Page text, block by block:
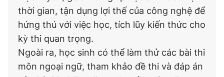
thời gian, tận dụng lợi thế của công nghệ để
hứng thú với việc học, tích lũy kiến thức cho
kỳ thi quan trọng.
Ngoài ra, học sinh có thể làm thử các bài thi
môn ngoại ngữ, tham khảo đề thi và đáp án